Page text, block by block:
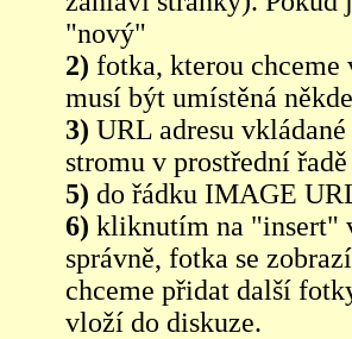
"nový"
2) fotka, kterou chceme
musí být umístěná
3) URL adresu
stromu v prostřední
5) do řádku IMAGE
6) kliknutím na "insert"
správně, fotka se
chceme přidat další
vloží do diskuze.